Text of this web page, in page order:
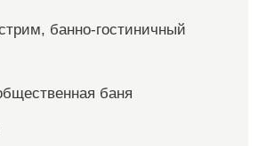
банно-гостиничный
баня